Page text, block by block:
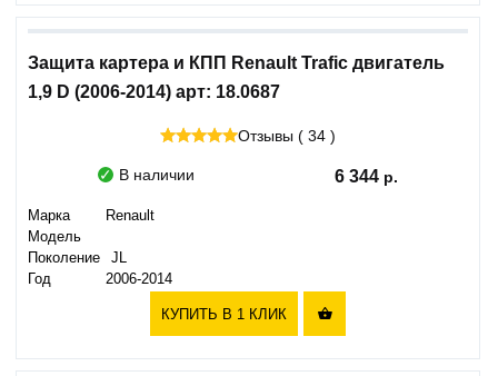
Защита картера и КПП Renault Trafic двигатель
1,9 D (2006-2014) арт: 18.0687
Отзывы ( 34 )
В наличии 6 344
Марка
Renault
Модель
Поколение
JL
Год
2006-2014
КУПИТЬ В 1 КЛИК 